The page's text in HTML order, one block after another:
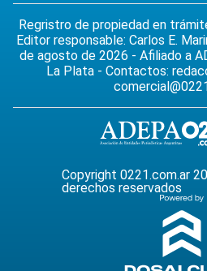
Regristro de propiedad en
Editor responsable: Carlos E.
de agosto de 2026 - Afiliado a
La Plata - Contactos:
Copyright 0221.com.ar
derechos reservados